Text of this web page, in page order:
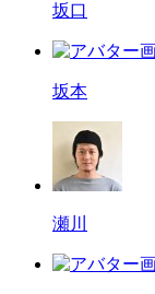
坂口
坂本
瀬川